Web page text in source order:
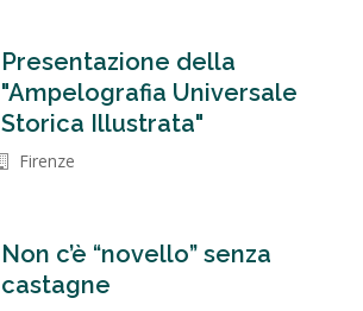
Presentazione della
"Ampelografia Universale
Storica Illustrata"
Firenze
Non c’è “novello” senza
castagne